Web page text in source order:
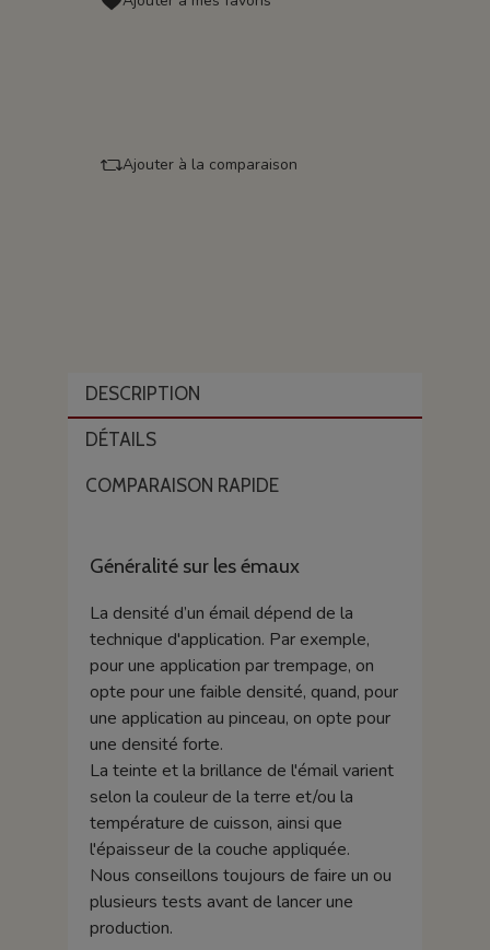
Ajouter à la comparaison
DESCRIPTION
DÉTAILS
COMPARAISON RAPIDE
Généralité sur les émaux
La densité d’un émail dépend de la
technique d'application. Par exemple,
pour une application par trempage, on
opte pour une faible densité, quand, pour
une application au pinceau, on opte pour
une densité forte.
La teinte et la brillance de l'émail varient
selon la couleur de la terre et/ou la
température de cuisson, ainsi que
l'épaisseur de la couche appliquée.
Nous conseillons toujours de faire un ou
plusieurs tests avant de lancer une
production.